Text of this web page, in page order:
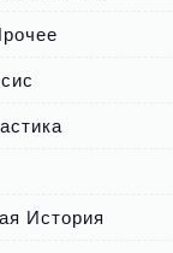
История